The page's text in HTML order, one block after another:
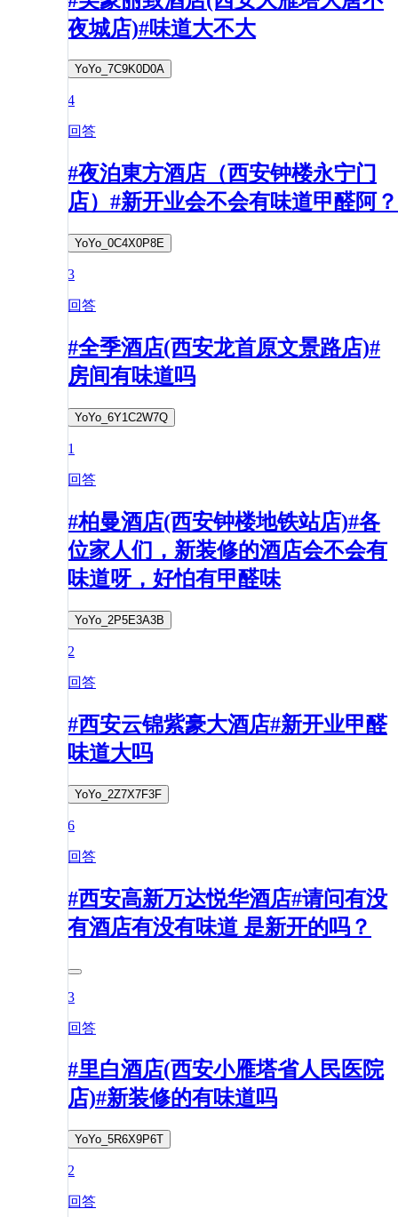
夜城店)#味道大不大
YoYo_7C9K0D0A
4
回答
#夜泊東方酒店（西安钟楼永宁门
店）#新开业会不会有味道甲醛阿？
YoYo_0C4X0P8E
3
回答
#全季酒店(西安龙首原文景路店)#
房间有味道吗
YoYo_6Y1C2W7Q
1
回答
#柏曼酒店(西安钟楼地铁站店)#各
位家人们，新装修的酒店会不会有
味道呀，好怕有甲醛味
YoYo_2P5E3A3B
2
回答
#西安云锦紫豪大酒店#新开业甲醛
味道大吗
YoYo_2Z7X7F3F
6
回答
#西安高新万达悦华酒店#请问有没
有酒店有没有味道 是新开的吗？
3
回答
#里白酒店(西安小雁塔省人民医院
店)#新装修的有味道吗
YoYo_5R6X9P6T
2
回答